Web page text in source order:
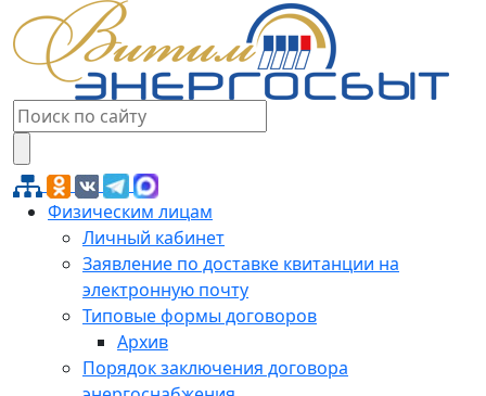
Физическим лицам
Личный кабинет
Заявление по доставке квитанции на
электронную почту
Типовые формы договоров
Архив
Порядок заключения договора